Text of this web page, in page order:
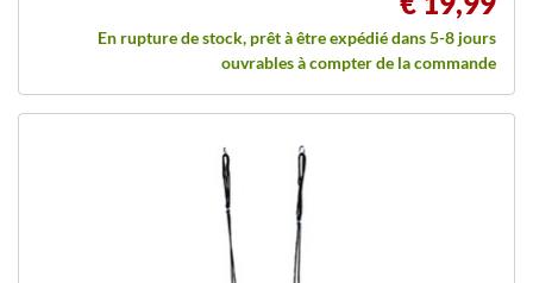
En rupture de stock, prêt à être expédié dans 5-8 jours
ouvrables à compter de la commande